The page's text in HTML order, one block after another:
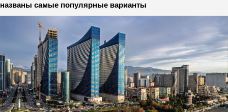
названы самые популярные варианты